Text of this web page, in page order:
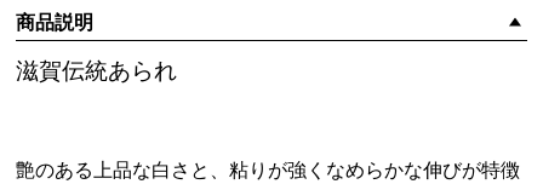
商品説明
滋賀伝統あられ
艶のある上品な白さと、粘りが強くなめらかな伸びが特徴